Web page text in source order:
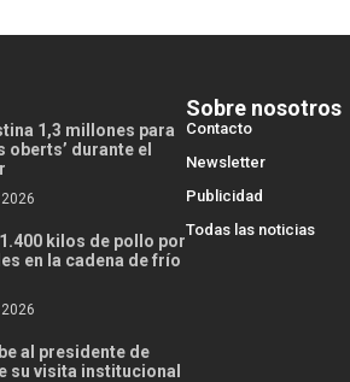
1,3 millones para
oberts’ durante el
kilos de pollo por
en la cadena de frío
al presidente de
su visita institucional
Sobre nosotros
Contacto
Newsletter
Publicidad
Todas las noticias